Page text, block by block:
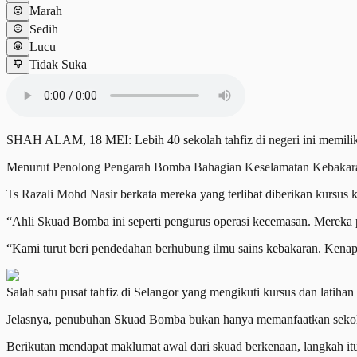
Marah
Sedih
Lucu
Tidak Suka
SHAH ALAM, 18 MEI: Lebih 40 sekolah tahfiz di negeri ini
Menurut Penolong Pengarah Bomba Bahagian Keselamatan
Ts Razali Mohd Nasirberkata mereka yang terlibat diberikan kursus
“Ahli Skuad Bomba ini seperti pengurus operasi kecemasan.
“Kami turut beri pendedahan berhubung ilmu sains kebakaran.
Salah satu pusat tahfiz di Selangor yang mengikuti kursus dan
Jelasnya, penubuhan Skuad Bomba bukan hanya memanfaatkan
Berikutan mendapat maklumat awal dari skuad berkenaan, langkah